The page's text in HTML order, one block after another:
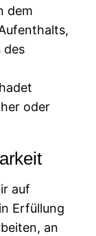
dem
des
oder
auf
Erfüllung
an